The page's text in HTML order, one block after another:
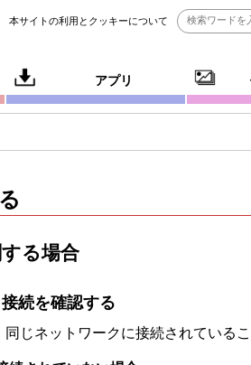
本サイトの利用とクッキーについて
アプリ
る場合
続を確認する
同じネットワークに接続されている